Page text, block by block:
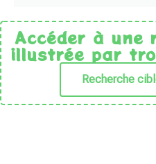
Accéder à une
illustrée par
Recherche